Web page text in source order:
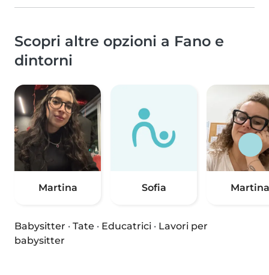
Scopri altre opzioni a Fano e
dintorni
Martina Sofia Martina
Babysitter · Tate · Educatrici · Lavori per
babysitter